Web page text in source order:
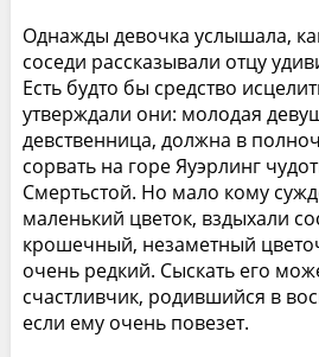
Однажды девочка услышала,
соседи рассказывали отцу
Есть будто бы средство
утверждали они: молодая
девственница, должна в
сорвать на горе Яуэрлинг
Смертьстой. Но мало кому
маленький цветок, вздыхали
крошечный, незаметный
очень редкий. Сыскать его
счастливчик, родившийся в
если ему очень повезет.